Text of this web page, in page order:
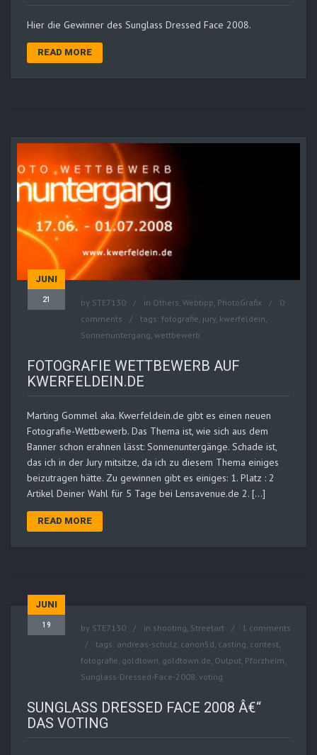
Hier die Gewinner des Sunglass Dressed Face 2008.
READ MORE
JUNI
21 by STE7130 in Others Webtipp, PhotoGrafix
0
comments
tags: fotografie jury kwerfeldein
Sonnenuntergang wettbewerb
FOTOGRAFIE WETTBEWERB AUF
KWERFELDEIN.DE
Marting Gommel aka. Kwerfeldein.de gibt es einen neuen
Fotografie-Wettbewerb. Das Thema ist, wie sich aus dem
Banner schon erahnen lässt: Sonnenuntergänge. Schade ist,
das ich in der Jury mitsitze, da ich zu diesem Thema einiges
beizutragen hätte. Zu gewinnen gibt es einiges: 1. Platz : 2
Artikel Deiner Wahl für 5 Tage bei Lensavenue.de 2. […]
READ MORE
JUNI
19 by STE7130 in shooting Streetart
1 comments
tags: andreas-schulz canon5d casting contest
fotografie goldtown goldtown.de Output Pforzheim
Sunglass-Dressed-Face-2008 voting
SUNGLASS DRESSED FACE 2008 Â€“
DAS VOTING